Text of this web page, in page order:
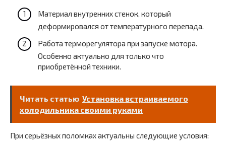
Материал внутренних стенок, который
деформировался от температурного перепада.
Работа терморегулятора при запуске мотора.
Особенно актуально для только что
приобретённой техники.
Читать статью Установка встраиваемого
холодильника своими руками
При серьёзных поломках актуальны следующие условия: